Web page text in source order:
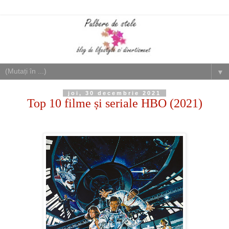
▼
joi, 30 decembrie 2021
Top 10 filme și seriale HBO (2021)